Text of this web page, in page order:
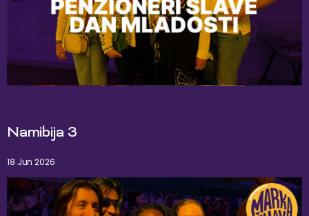
Namibija 3
18 Jun 2026